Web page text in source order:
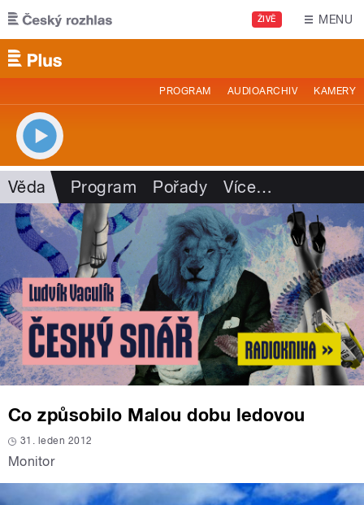
Přejít k hlavnímu obsahu
ŽIVĚ MENU
PROGRAM AUDIOARCHIV KAMERY
Věda Program Pořady Více…
Co způsobilo Malou dobu ledovou
31. leden 2012
Monitor